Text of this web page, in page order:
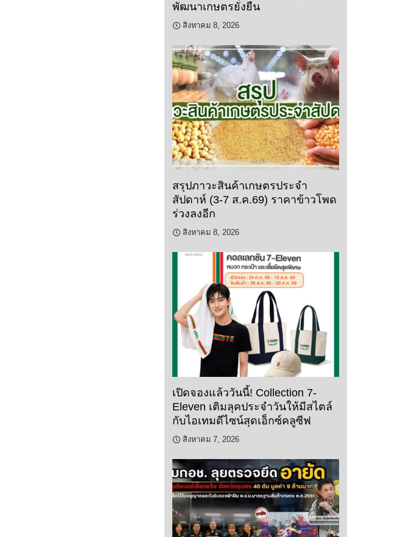
พัฒนาเกษตรยั่งยืน
สิงหาคม 8, 2026
สรุปภาวะสินค้าเกษตรประจำ
สัปดาห์ (3-7 ส.ค.69) ราคาข้าวโพด
ร่วงลงอีก
สิงหาคม 8, 2026
เปิดจองแล้ววันนี้! Collection 7-
Eleven เติมลุคประจำวันให้มีสไตล์
กับไอเทมดีไซน์สุดเอ็กซ์คลูซีฟ
สิงหาคม 7, 2026